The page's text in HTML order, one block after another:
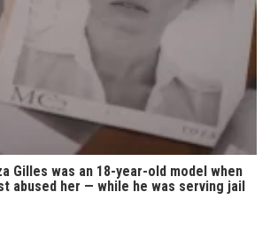
Gilles was an 18-year-old model when
abused her — while he was serving jail